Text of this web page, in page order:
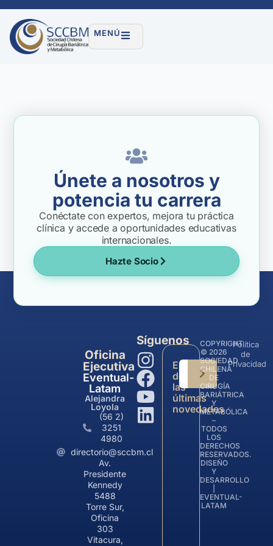
MENÚ
Únete a nosotros y
potencia tu carrera
Conéctate con expertos, mejora tu práctica
clínica y accede a oportunidades educativas
internacionales.
Hazte Socio
Oficina
Ejecutiva
Eventual-
Latam
Alejandra
Loyola
(56 2)
3251
4980
directorio@sccbm.cl
Av.
Presidente
Kennedy
5488
Torre Sur,
Oficina
303
Vitacura,
Síguenos
Entérate
de
las
últimas
novedades
COPYRIGHT
© 2026
SOCIEDAD
CHILENA
DE
CIRUGÍA
BARIÁTRICA
Y
METABÓLICA
–
TODOS
LOS
DERECHOS
RESERVADOS.
DISEÑO
Y
DESARROLLO
EVENTUAL-
LATAM
Política
de
Privacidad